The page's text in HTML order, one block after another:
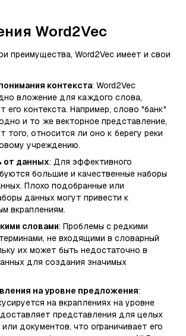
Word2Vec
преимущества, Word2Vec имеет и свои
контекста: Word2Vec
вложение для каждого слова,
его контекста. Например, слово "банк"
и то же векторное представление,
того, относится ли оно к берегу реки
учреждению.
от данных: Для эффективного
большие и качественные наборы
Плохо подобранные или
данных могут привести к
вкраплениям.
словами: Проблемы с редкими
не входящими в словарный
их может быть недостаточно в
для создания значимых
на уровне предложения:
на вкраплениях на уровне
представления для целых
документов, что ограничивает его